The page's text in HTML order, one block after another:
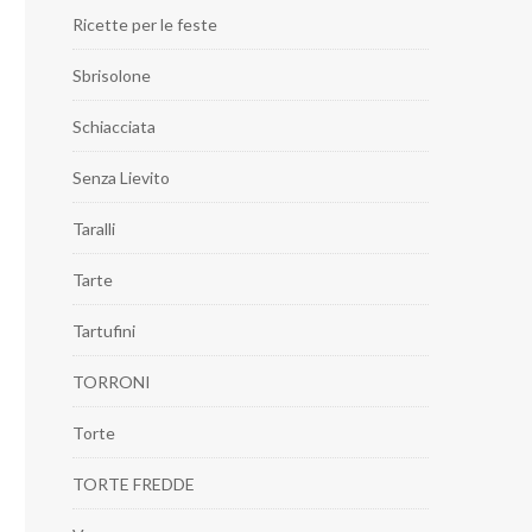
Ricette per le feste
Sbrisolone
Schiacciata
Senza Lievito
Taralli
Tarte
Tartufini
TORRONI
Torte
TORTE FREDDE